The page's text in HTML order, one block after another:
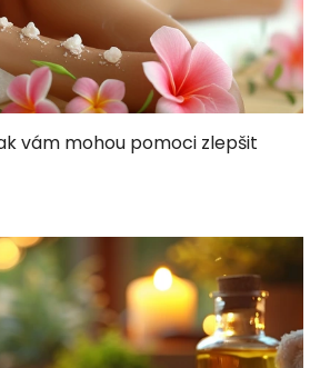
vám mohou pomoci zlepšit